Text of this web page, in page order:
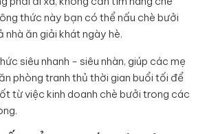
thức này bạn có thể nấu chè bưởi
ăn giải khát ngày hè.
siêu nhanh - siêu nhàn, giúp các mẹ
phòng tranh thủ thời gian buổi tối để
từ việc kinh doanh chè bưởi trong các